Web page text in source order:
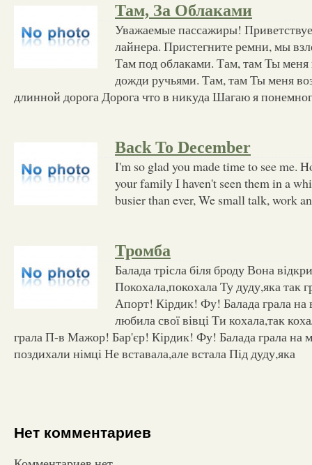
Там, За Облаками
Уважаемые пассажиры!
лайнера. Пристегните ремни, мы
Там под облаками. Там, там Ты
дожди ручьями. Там, там Ты меня
длинной дорога Дорога что в никуда Шагаю я
Back To December
I'm so glad you made time to see me.
your family I haven't seen them in a
busier than ever, We small talk, work
Тромба
Балада трісла біля броду Вона
Покохала,покохала Ту дуду,яка
Апорт! Кірдик! Фу! Балада грала на
любила свої вівці Ти кохала,так
грала П-в Мажор! Бар'єр! Кірдик! Фу! Балада грала на
поздихали німці Не вставала,але встала Під дуду,яка
Нет комментариев